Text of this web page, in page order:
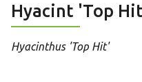
Hyacint 'Top
Hyacinthus 'Top Hit'